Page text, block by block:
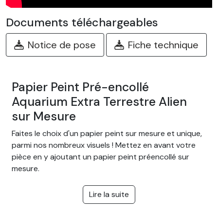
Documents téléchargeables
Notice de pose Fiche technique
Papier Peint Pré-encollé
Aquarium Extra Terrestre Alien
sur Mesure
Faites le choix d'un papier peint sur mesure et unique,
parmi nos nombreux visuels ! Mettez en avant votre
pièce en y ajoutant un papier peint préencollé sur
mesure.
Des centaines de modèles
Lire la suite